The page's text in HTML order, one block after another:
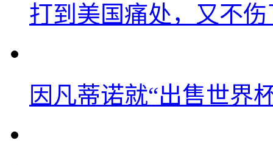
打到美国痛处，又不
因凡蒂诺就“出售世界